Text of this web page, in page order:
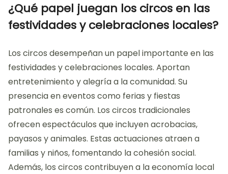
¿Qué papel juegan los circos en las
festividades y celebraciones locales?
Los circos desempeñan un papel importante en las
festividades y celebraciones locales. Aportan
entretenimiento y alegría a la comunidad. Su
presencia en eventos como ferias y fiestas
patronales es común. Los circos tradicionales
ofrecen espectáculos que incluyen acrobacias,
payasos y animales. Estas actuaciones atraen a
familias y niños, fomentando la cohesión social.
Además, los circos contribuyen a la economía local